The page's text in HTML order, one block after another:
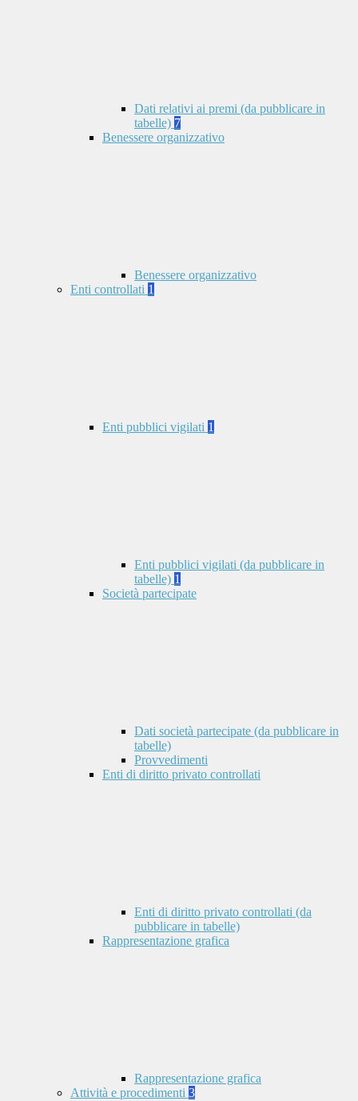
Dati relativi ai premi (da pubblicare in
tabelle) 7
Benessere organizzativo
Benessere organizzativo
Enti controllati 1
Enti pubblici vigilati 1
Enti pubblici vigilati (da pubblicare in
tabelle) 1
Società partecipate
Dati società partecipate (da pubblicare in
tabelle)
Provvedimenti
Enti di diritto privato controllati
Enti di diritto privato controllati (da
pubblicare in tabelle)
Rappresentazione grafica
Rappresentazione grafica
Attività e procedimenti 3